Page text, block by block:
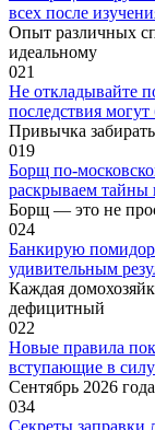
всех после
Опыт различных
идеальному
021
Не откладывайте
последствия
Привычка
019
Борщ по-
раскрываем тайны
Борщ — это не
024
Банкирую
удивительным
Каждая
дефицитный
022
Новые правила
вступающие в силу
Сентябрь 2026
034
Секреты заправки